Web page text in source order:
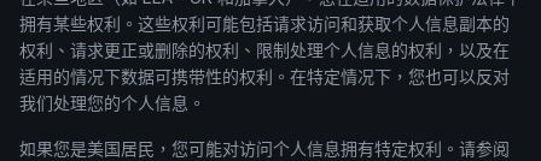
拥有某些权利。这些权利可能包括请求访问和获取个人信息副本的
权利、请求更正或删除的权利、限制处理个人信息的权利，以及在
适用的情况下数据可携带性的权利。在特定情况下，您也可以反对
我们处理您的个人信息。
如果您是美国居民，您可能对访问个人信息拥有特定权利。请参阅